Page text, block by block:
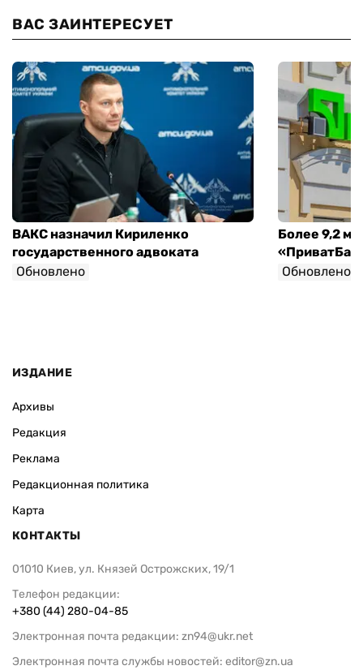
ВАС ЗАИНТЕРЕСУЕТ
ВАКС назначил Кириленко
государственного адвоката
Обновлено
Более 9,2
Обновлено
ИЗДАНИЕ
Архивы
Редакция
Реклама
Редакционная политика
Карта
КОНТАКТЫ
01010 Киев, ул. Князей Острожских, 19/1
Телефон редакции:
+380 (44) 280-04-85
Электронная почта редакции: zn94@ukr.net
Электронная почта службы новостей: editor@zn.ua